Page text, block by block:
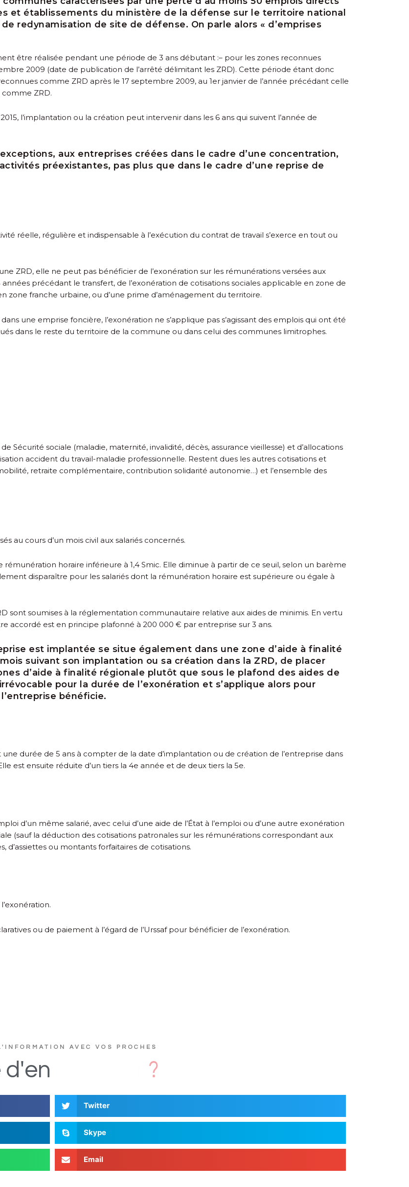
et établissements du ministère de la défense sur le territoire national
redynamisation de site de défense. On parle alors « d’emprises
être réalisée pendant une période de 3 ans débutant :– pour les zones reconnues
2009 (date de publication de l’arrêté délimitant les ZRD). Cette période étant donc
comme ZRD après le 17 septembre 2009, au 1er janvier de l’année précédant celle
ZRD.
l’implantation ou la création peut intervenir dans les 6 ans qui suivent l’année de
aux entreprises créées dans le cadre d’une concentration,
préexistantes, pas plus que dans le cadre d’une reprise de
réelle, régulière et indispensable à l’exécution du contrat de travail s’exerce en tout ou
ZRD, elle ne peut pas bénéficier de l’exonération sur les rémunérations versées aux
précédant le transfert, de l’exonération de cotisations sociales applicable en zone de
zone franche urbaine, ou d’une prime d’aménagement du territoire.
une emprise foncière, l’exonération ne s’applique pas s’agissant des emplois qui ont été
dans le reste du territoire de la commune ou dans celui des communes limitrophes.
Sécurité sociale (maladie, maternité, invalidité, décès, assurance vieillesse) et d’allocations
accident du travail-maladie professionnelle. Restent dues les autres cotisations et
retraite complémentaire, contribution solidarité autonomie…) et l’ensemble des
au cours d’un mois civil aux salariés concernés.
horaire inférieure à 1,4 Smic. Elle diminue à partir de ce seuil, selon un barème
disparaître pour les salariés dont la rémunération horaire est supérieure ou égale à
sont soumises à la réglementation communautaire relative aux aides de minimis. En vertu
accordé est en principe plafonné à 200 000 € par entreprise sur 3 ans.
est implantée se situe également dans une zone d’aide à finalité
suivant son implantation ou sa création dans la ZRD, de placer
d’aide à finalité régionale plutôt que sous le plafond des aides de
pour la durée de l’exonération et s’applique alors pour
bénéficie.
durée de 5 ans à compter de la date d’implantation ou de création de l’entreprise dans
est ensuite réduite d’un tiers la 4e année et de deux tiers la 5e.
d’un même salarié, avec celui d’une aide de l’État à l’emploi ou d’une autre exonération
(sauf la déduction des cotisations patronales sur les rémunérations correspondant aux
d’assiettes ou montants forfaitaires de cotisations.
ou de paiement à l’égard de l’Urssaf pour bénéficier de l’exonération.
AVEC VOS PROCHES
d'en ?
Twitter
Skype
Email